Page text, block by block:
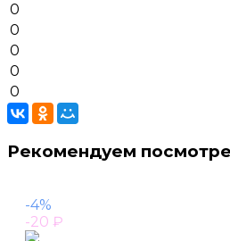
0
0
0
0
0
Рекомендуем
-4%
-20 ₽